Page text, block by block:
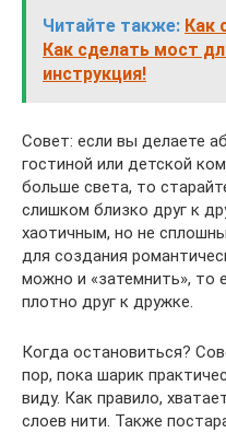
Читайте также: Как
Как сделать мост
инструкция!
Совет: если вы делаете
гостиной или детской
больше света, то
слишком близко друг к
хаотичным, но не
для создания
можно и «затемнить», то
плотно друг к дружке.
Когда остановиться?
пор, пока шарик
виду. Как правило,
слоев нити. Также